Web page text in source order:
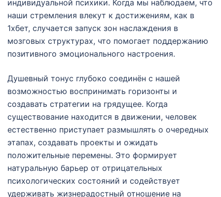
индивидуальной психики. Когда мы наблюдаем, что
наши стремления влекут к достижениям, как в
1хбет, случается запуск зон наслаждения в
мозговых структурах, что помогает поддержанию
позитивного эмоционального настроения.
Душевный тонус глубоко соединён с нашей
возможностью воспринимать горизонты и
создавать стратегии на грядущее. Когда
существование находится в движении, человек
естественно приступает размышлять о очередных
этапах, создавать проекты и ожидать
положительные перемены. Это формирует
натуральную барьер от отрицательных
психологических состояний и содействует
удерживать жизнерадостный отношение на